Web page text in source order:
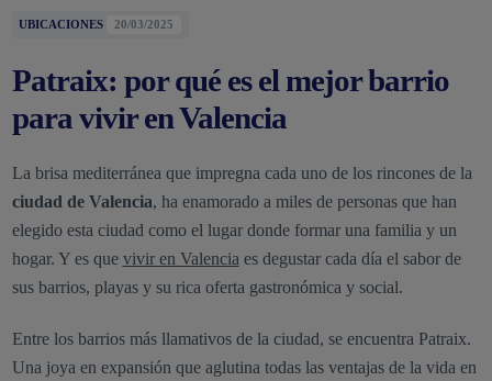
UBICACIONES 20/03/2025
Patraix: por qué es el mejor barrio
para vivir en Valencia
La brisa mediterránea que impregna cada uno de los rincones de la
ciudad de Valencia, ha enamorado a miles de personas que han
elegido esta ciudad como el lugar donde formar una familia y un
hogar. Y es que vivir en Valencia es degustar cada día el sabor de
sus barrios, playas y su rica oferta gastronómica y social.
Entre los barrios más llamativos de la ciudad, se encuentra Patraix.
Una joya en expansión que aglutina todas las ventajas de la vida en